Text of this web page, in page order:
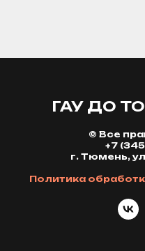
ГАУ ДО
© Все
+7
г. Тюмень,
Политика